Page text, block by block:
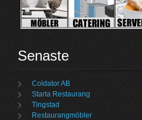
Senaste
Coldator AB
Starta Restaurang
Tingstad
Restaurangmöbler